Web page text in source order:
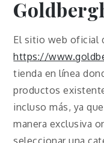
El sitio web oficial
https://
tienda en línea
productos
incluso más, ya
manera exclusiva
seleccionar una